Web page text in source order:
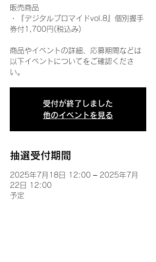
販売商品
・『デジタルブロマイドvol.8』個別握手
券付1,700円(税込み)
商品やイベントの詳細、応募期間などは
以下イベントについてをご確認くださ
い。
受付が終了しました
他のイベントを見る
抽選受付期間
2025年7月18日 12:00 – 2025年7月
22日 12:00
予定